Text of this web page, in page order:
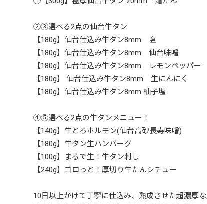
②③選べる2点の仙台牛タン
【180g】仙台仕込み牛タン8mm 塩
【180g】仙台仕込み牛タン8mm 仙台味噌
【180g】仙台仕込み牛タン8mm レモンペッパー
【180g】 仙台仕込み牛タン8mm 生にんにく
【180g】仙台仕込み牛タン8mm 柚子塩
④⑤選べる2点の牛タンメニュー！
【140g】牛とろホルモン(仙台高砂長寿味噌)
【180g】牛タン生ハンバーグ
【100g】まるで生！牛タン刺し
【240g】ゴロっと！厚切り牛たんシチュー
10日以上かけて丁寧に仕込み、熟成させた超濃厚な